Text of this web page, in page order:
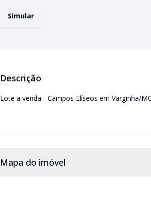
Simular
Descrição
Lote a venda - Campos Elíseos em Varginha/
Mapa do imóvel